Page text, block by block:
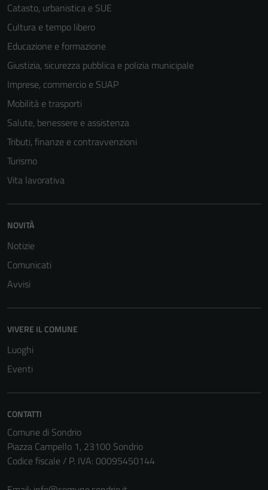
Catasto, urbanistica e SUE
Cultura e tempo libero
Educazione e formazione
Giustizia, sicurezza pubblica e polizia municipale
Imprese, commercio e SUAP
Mobilità e trasporti
Salute, benessere e assistenza
Tributi, finanze e contravvenzioni
Turismo
Vita lavorativa
NOVITÀ
Notizie
Comunicati
Avvisi
VIVERE IL COMUNE
Luoghi
Eventi
CONTATTI
Comune di Sondrio
Piazza Campello 1, 23100 Sondrio
Codice fiscale / P. IVA: 00095450144
non raccolgono